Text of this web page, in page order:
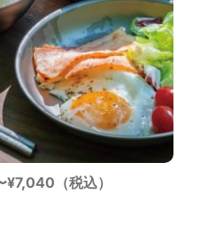
¥7,040（税込）